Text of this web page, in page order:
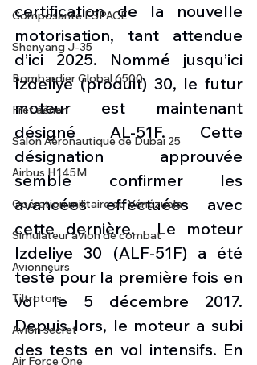
Composante ESPACE
Shenyang J-35
Bombardier Global 6500
Fret aérien
Salon Aéronautique de Dubaï 25
Airbus H145M
Opération militaire au Vénézuela
Simulateur avion de combat
Avionneurs
Tiltrotors
Avion secret
Air Force One
certification de la nouvelle
motorisation, tant attendue
d’ici 2025. Nommé jusqu’ici
Izdeliye (produit) 30, le futur
moteur est maintenant
désigné AL-51F. Cette
désignation approuvée
semble confirmer les
avancées effectuées avec
cette dernière.  Le moteur
Izdeliye 30 (ALF-51F) a été
testé pour la première fois en
vol le 5 décembre 2017.
Depuis lors, le moteur a subi
des tests en vol intensifs. En